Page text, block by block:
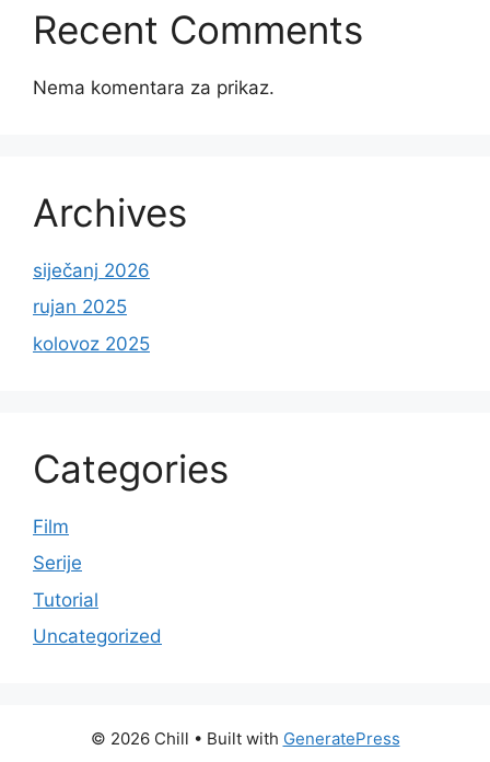
Recent Comments
Nema komentara za prikaz.
Archives
siječanj 2026
rujan 2025
kolovoz 2025
Categories
Film
Serije
Tutorial
Uncategorized
© 2026 Chill • Built with GeneratePress